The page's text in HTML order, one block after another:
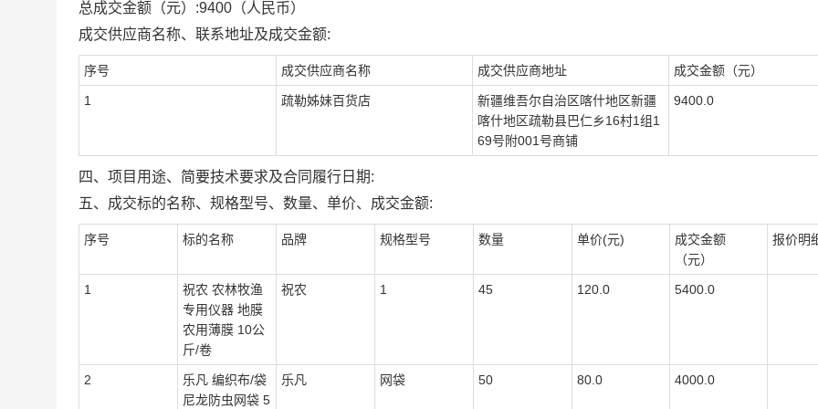
总成交金额（元）:9400 （人民币）
成交供应商名称、联系地址及成交金额:
序号 成交供应商名称 成交供应商地址 成交金额（元）
1 疏勒姊妹百货店
新疆维吾尔自治区喀什地区新疆
喀什地区疏勒县巴仁乡16村1组1
69号附001号商铺
9400.0
四、项目用途、简要技术要求及合同履行日期:
五、成交标的名称、规格型号、数量、单价、成交金额:
序号 标的名称 品牌 规格型号 数量 单价(元)
成交金额
（元）
报价明
1
祝农 农林牧渔
专用仪器 地膜
农用薄膜 10公
斤/卷
祝农 1 45 120.0 5400.0
2
乐凡 编织布/袋
尼龙防虫网袋 5
乐凡 网袋 50 80.0 4000.0